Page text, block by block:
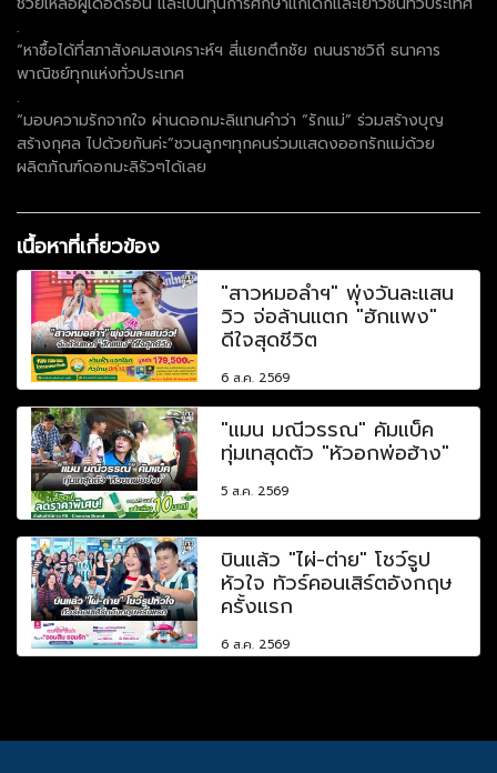
.
“หาซื้อได้ที่สภาสังคมสงเคราะห์ฯ สี่แยกตึกชัย ถนนราชวิถี ธนาคาร
พาณิชย์ทุกแห่งทั่วประเทศ
.
“มอบความรักจากใจ ผ่านดอกมะลิแทนคำว่า “รักแม่” ร่วมสร้างบุญ
สร้างกุศล ไปด้วยกันค่ะ”ชวนลูกๆทุกคนร่วมแสดงออกรักแม่ด้วย
ผลิตภัณฑ์ดอกมะลิรัวๆได้เลย
เนื้อหาที่เกี่ยวข้อง
"สาวหมอลำฯ" พุ่งวันละแสน
วิว จ่อล้านแตก "ฮักแพง"
ดีใจสุดชีวิต
6 ส.ค. 2569
"แมน มณีวรรณ" คัมแบ็ค
ทุ่มเทสุดตัว "หัวอกพ่อฮ้าง"
5 ส.ค. 2569
บินแล้ว "ไผ่-ต่าย" โชว์รูป
หัวใจ ทัวร์คอนเสิร์ตอังกฤษ
ครั้งแรก
6 ส.ค. 2569